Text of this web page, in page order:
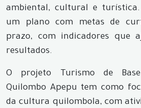
ambiental, cultural e
um plano com metas de
prazo, com indicadores que
resultados.
O projeto Turismo de
Quilombo Apepu tem como
da cultura quilombola, com